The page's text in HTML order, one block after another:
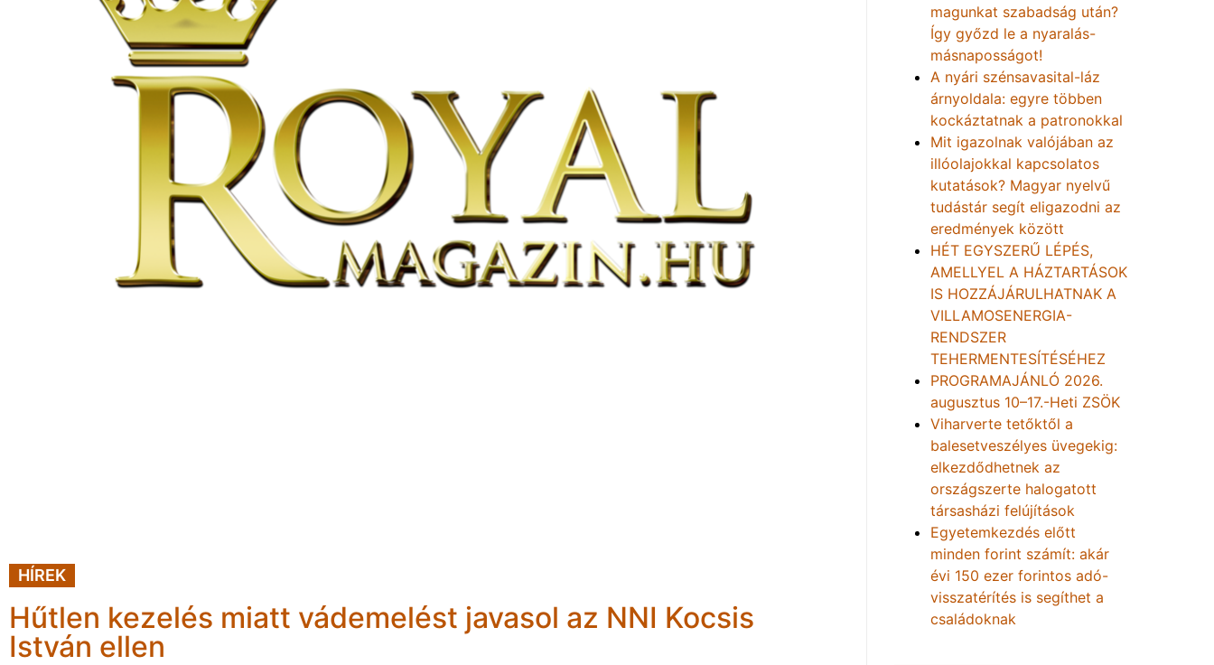
HÍREK
Hűtlen kezelés miatt vádemelést javasol az NNI Kocsis
István ellen
magunkat szabadság után?
Így győzd le a nyaralás-
másnaposságot!
A nyári szénsavasital-láz
árnyoldala: egyre többen
kockáztatnak a patronokkal
Mit igazolnak valójában az
illóolajokkal kapcsolatos
kutatások? Magyar nyelvű
tudástár segít eligazodni az
eredmények között
HÉT EGYSZERŰ LÉPÉS,
AMELLYEL A HÁZTARTÁSOK
IS HOZZÁJÁRULHATNAK A
VILLAMOSENERGIA-
RENDSZER
TEHERMENTESÍTÉSÉHEZ
PROGRAMAJÁNLÓ 2026.
augusztus 10–17.-Heti ZSÖK
Viharverte tetőktől a
balesetveszélyes üvegekig:
elkezdődhetnek az
országszerte halogatott
társasházi felújítások
Egyetemkezdés előtt
minden forint számít: akár
évi 150 ezer forintos adó-
visszatérítés is segíthet a
családoknak